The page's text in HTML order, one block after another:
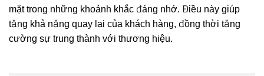
mặt trong những khoảnh khắc đáng nhớ. Điều này giúp
tăng khả năng quay lại của khách hàng, đồng thời tăng
cường sự trung thành với thương hiệu.